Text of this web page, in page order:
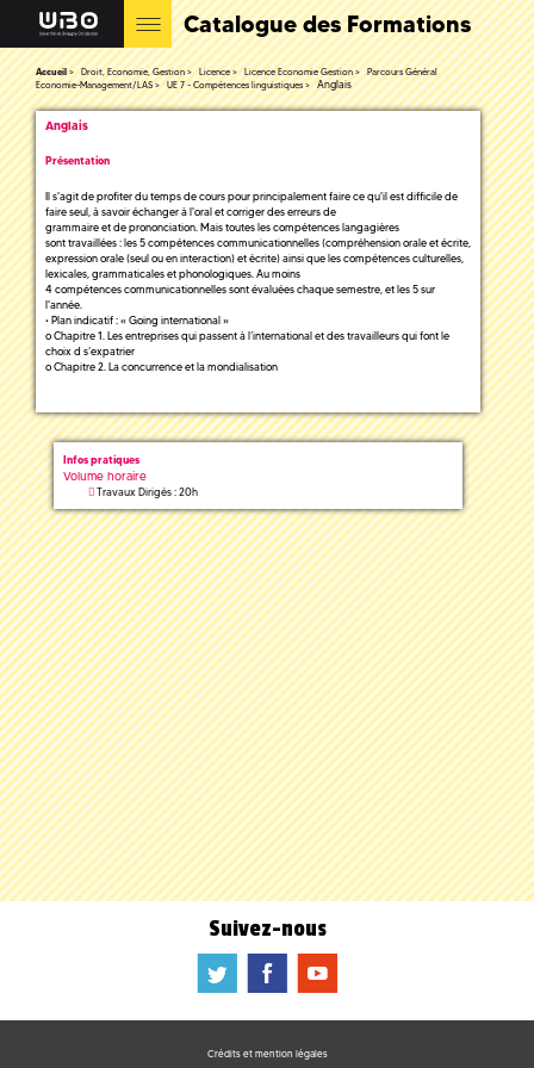
Catalogue des Formations
Accueil Droit, Economie, Gestion Licence Licence Economie Gestion
Parcours Général
Economie-Management/LAS
UE 7 - Compétences linguistiques Anglais
Anglais
Présentation
Il s'agit de profiter du temps de cours pour principalement faire ce qu'il est difficile de
faire seul, à savoir échanger à l'oral et corriger des erreurs de
grammaire et de prononciation. Mais toutes les compétences langagières
sont travaillées : les 5 compétences communicationnelles (compréhension orale et écrite,
expression orale (seul ou en interaction) et écrite) ainsi que les compétences culturelles,
lexicales, grammaticales et phonologiques. Au moins
4 compétences communicationnelles sont évaluées chaque semestre, et les 5 sur
l'année.
• Plan indicatif : « Going international »
o Chapitre 1. Les entreprises qui passent à l’international et des travailleurs qui font le
choix d s’expatrier
o Chapitre 2. La concurrence et la mondialisation
Infos pratiques
Volume horaire
Travaux Dirigés : 20h
Suivez-nous
a b f
Crédits et mention légales